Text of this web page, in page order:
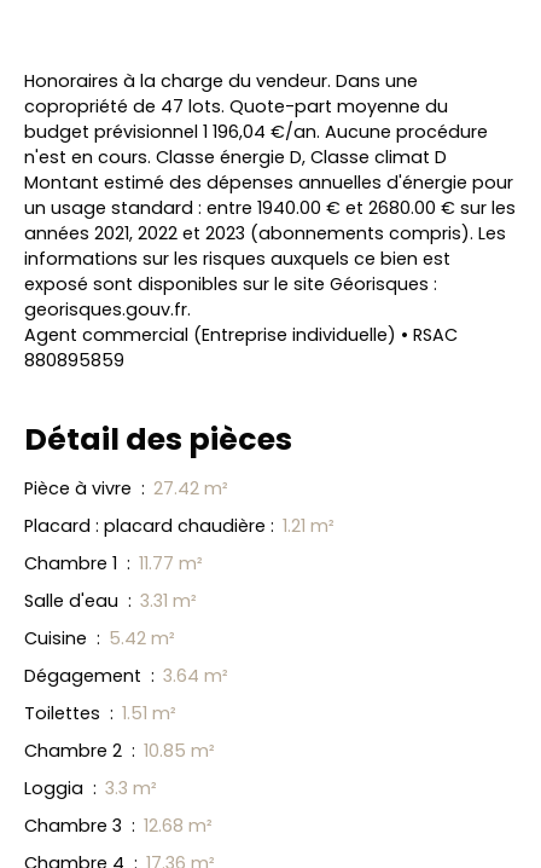
Honoraires à la charge du vendeur. Dans une
copropriété de 47 lots. Quote-part moyenne du
budget prévisionnel 1 196,04 €/an. Aucune procédure
n'est en cours. Classe énergie D, Classe climat D
Montant estimé des dépenses annuelles d'énergie pour
un usage standard : entre 1940.00 € et 2680.00 € sur les
années 2021, 2022 et 2023 (abonnements compris). Les
informations sur les risques auxquels ce bien est
exposé sont disponibles sur le site Géorisques :
georisques.gouv.fr.
Agent commercial (Entreprise individuelle) • RSAC
880895859
Détail des pièces
Pièce à vivre : 27.42 m²
Placard : placard chaudière : 1.21 m²
Chambre 1 : 11.77 m²
Salle d'eau : 3.31 m²
Cuisine : 5.42 m²
Dégagement : 3.64 m²
Toilettes : 1.51 m²
Chambre 2 : 10.85 m²
Loggia : 3.3 m²
Chambre 3 : 12.68 m²